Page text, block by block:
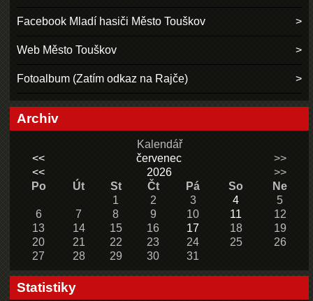
Facebook Mladí hasiči Město Touškov
Web Město Touškov
Fotoalbum (Zatím odkaz na Rajče)
Archiv
Kalendář
<<
červenec
>>
<<
2026
>>
Po
Út St Čt Pá So
Ne
1
2 3 4
5
6
7 8 9 10 11
12
13
14 15 16 17 18
19
20
21 22 23 24 25
26
27
28 29 30 31
Statistiky